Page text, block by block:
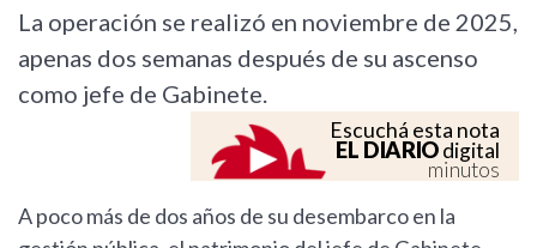
La operación se realizó en noviembre de 2025,
apenas dos semanas después de su ascenso
como jefe de Gabinete.
Escuchá esta nota
EL DIARIOdigital
minutos
A poco más de dos años de su desembarco en la